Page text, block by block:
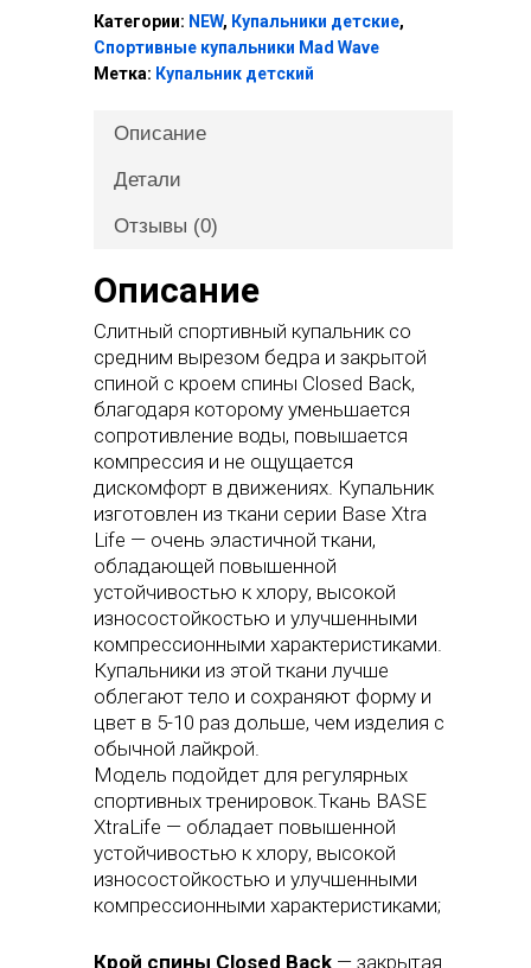
Категории: NEW, Купальники детские,
Спортивные купальники Mad Wave
Метка: Купальник детский
Описание
Детали
Отзывы (0)
Описание
Слитный спортивный купальник со
средним вырезом бедра и закрытой
спиной с кроем спины Closed Back,
благодаря которому уменьшается
сопротивление воды, повышается
компрессия и не ощущается
дискомфорт в движениях. Купальник
изготовлен из ткани серии Base Xtra
Life — очень эластичной ткани,
обладающей повышенной
устойчивостью к хлору, высокой
износостойкостью и улучшенными
компрессионными характеристиками.
Купальники из этой ткани лучше
облегают тело и сохраняют форму и
цвет в 5-10 раз дольше, чем изделия с
обычной лайкрой.
Модель подойдет для регулярных
спортивных тренировок.Ткань BASE
XtraLife — обладает повышенной
устойчивостью к хлору, высокой
износостойкостью и улучшенными
компрессионными характеристиками;
Крой спины Closed Back — закрытая